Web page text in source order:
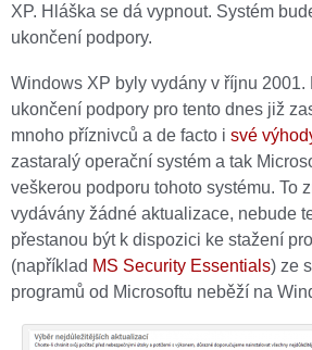
XP. Hláška se dá vypnout. Systém
ukončení podpory.
Windows XP byly vydány v říjnu
ukončení podpory pro tento dnes již
mnoho příznivců a de facto i své
zastaralý operační systém a tak
veškerou podporu tohoto systému. To
vydávány žádné aktualizace, nebude
přestanou být k dispozici ke stažení
(například MS Security Essentials) ze
programů od Microsoftu neběží na